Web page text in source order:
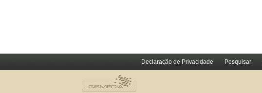
Declaração de Privacidade Pesquisar